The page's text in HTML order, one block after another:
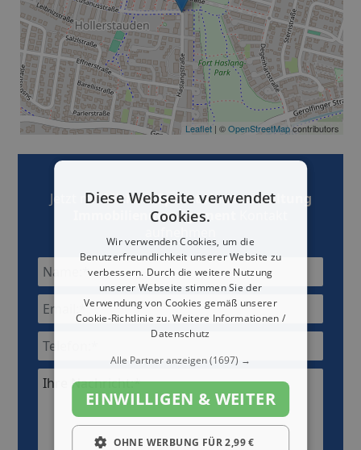
Leaflet| ©OpenStreetMapcontributors
Jetzt mitMichael Specht Hausverwaltung
Immobilienmanagement
Ihre Nachricht:*
Diese Webseite verwendet
Cookies.
Wir verwenden Cookies, um die
Benutzerfreundlichkeit unserer Website zu
verbessern. Durch die weitere Nutzung
unserer Webseite stimmen Sie der
Verwendung von Cookies gemäß unserer
Cookie-Richtlinie zu.Weitere Informationen /
Datenschutz
Alle Partner anzeigen(1697) →
EINWILLIGEN & WEITER
OHNE WERBUNG FÜR 2,99 €